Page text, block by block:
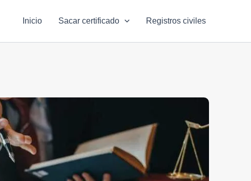
Inicio Sacar certificado Registros civiles